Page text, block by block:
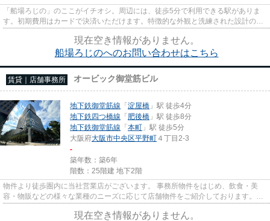
「船場ろじの」のここがイチオシ。周辺には、徒歩5分で利用できる駅がありま
す。初期費用はカードで決済いただけます。特徴的な外観と洗練された設計の内
装を持つデザイナーズ。
現在空き情報がありません。
船場ろじのへのお問い合わせはこちら
賃貸｜店舗事務所 オービック御堂筋ビル
地下鉄御堂筋線 「淀屋橋 」駅 徒歩4分
地下鉄四つ橋線 「肥後橋 」駅 徒歩8分
地下鉄御堂筋線 「本町 」駅 徒歩5分
大阪府大阪市中央区平野町 ４丁目2-3
-
築年数：築6年
階数：25階建 地下2階
物件より徒歩圏内に当社営業店がございます。 事務所物件をはじめ、飲食・美
容・物販などの様々な業種のニーズに応じて店舗物件をご紹介しております。
尚、弊社ではおとり広告は一切...
現在空き情報がありません。